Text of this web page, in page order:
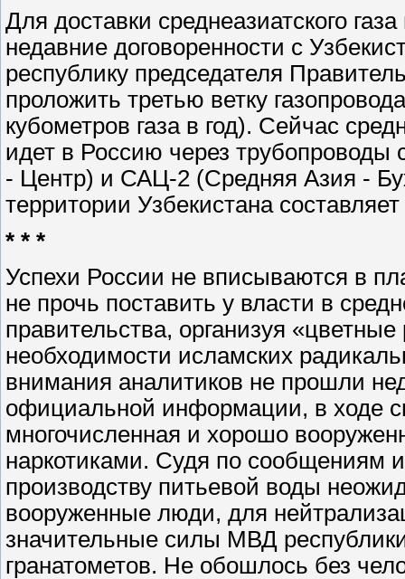
Для доставки среднеазиатского
недавние договоренности с
республику председателя
проложить третью ветку
кубометров газа в год). Сейчас
идет в Россию через
- Центр) и САЦ-2 (Средняя Азия -
территории Узбекистана
* * *
Успехи России не вписываются в
не прочь поставить у власти в
правительства, организуя
необходимости исламских
внимания аналитиков не прошли
официальной информации, в ходе
многочисленная и хорошо
наркотиками. Судя по сообщениям
производству питьевой воды
вооруженные люди, для
значительные силы МВД
гранатометов. Не обошлось без